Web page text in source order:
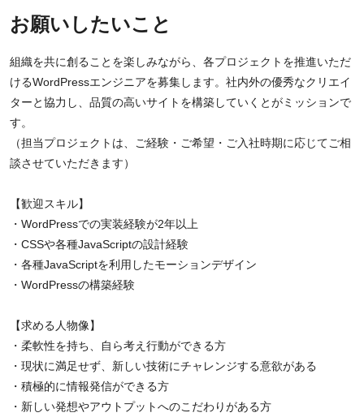
お願いしたいこと
組織を共に創ることを楽しみながら、各プロジェクトを推進いただ
けるWordPressエンジニアを募集します。社内外の優秀なクリエイ
ターと協力し、品質の高いサイトを構築していくとがミッションで
す。
（担当プロジェクトは、ご経験・ご希望・ご入社時期に応じてご相
談させていただきます）
【歓迎スキル】
・WordPressでの実装経験が2年以上
・CSSや各種JavaScriptの設計経験
・各種JavaScriptを利用したモーションデザイン
・WordPressの構築経験
【求める人物像】
・柔軟性を持ち、自ら考え行動ができる方
・現状に満足せず、新しい技術にチャレンジする意欲がある
・積極的に情報発信ができる方
・新しい発想やアウトプットへのこだわりがある方